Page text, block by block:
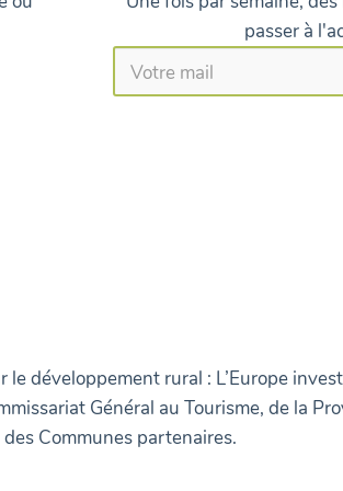
passer à
le développement rural : L’Europe
Général au Tourisme, de la
des Communes partenaires.